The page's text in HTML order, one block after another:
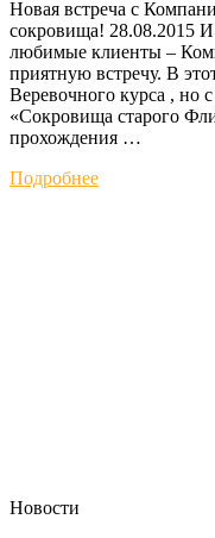
Новая встреча с
сокровища! 28.08.2015
любимые клиенты –
приятную встречу. В
Веревочного курса , но
«Сокровища старого
прохождения …
Подробнее
Новости